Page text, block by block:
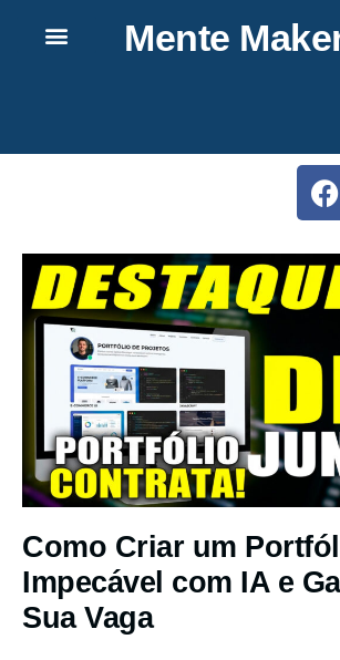
Mente
Como Criar um
Impecável com IA e
Sua Vaga